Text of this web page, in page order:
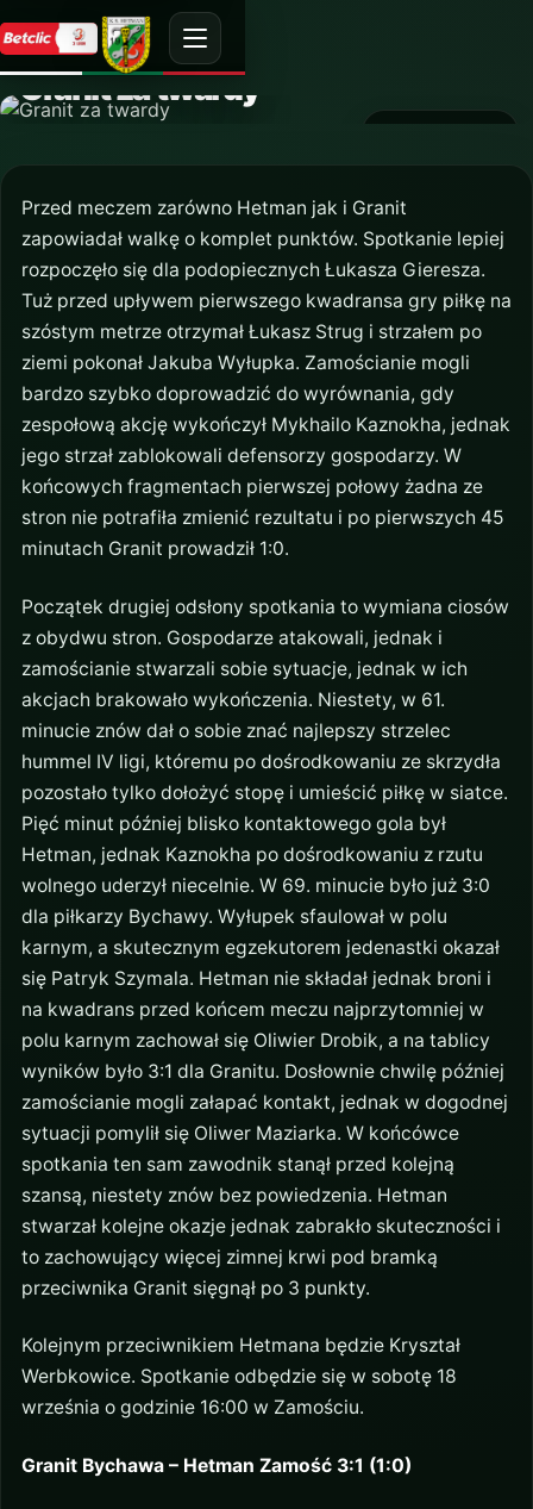
AKTUALNOŚĆ
Granit za twardy
Przed meczem zarówno Hetman jak i Granit
zapowiadał walkę o komplet punktów. Spotkanie lepiej
rozpoczęło się dla podopiecznych Łukasza Gieresza.
Tuż przed upływem pierwszego kwadransa gry piłkę na
szóstym metrze otrzymał Łukasz Strug i strzałem po
ziemi pokonał Jakuba Wyłupka. Zamościanie mogli
bardzo szybko doprowadzić do wyrównania, gdy
zespołową akcję wykończył Mykhailo Kaznokha, jednak
jego strzał zablokowali defensorzy gospodarzy. W
końcowych fragmentach pierwszej połowy żadna ze
stron nie potrafiła zmienić rezultatu i po pierwszych 45
minutach Granit prowadził 1:0.
Początek drugiej odsłony spotkania to wymiana ciosów
z obydwu stron. Gospodarze atakowali, jednak i
zamościanie stwarzali sobie sytuacje, jednak w ich
akcjach brakowało wykończenia. Niestety, w 61.
minucie znów dał o sobie znać najlepszy strzelec
hummel IV ligi, któremu po dośrodkowaniu ze skrzydła
pozostało tylko dołożyć stopę i umieścić piłkę w siatce.
Pięć minut później blisko kontaktowego gola był
Hetman, jednak Kaznokha po dośrodkowaniu z rzutu
wolnego uderzył niecelnie. W 69. minucie było już 3:0
dla piłkarzy Bychawy. Wyłupek sfaulował w polu
karnym, a skutecznym egzekutorem jedenastki okazał
się Patryk Szymala. Hetman nie składał jednak broni i
na kwadrans przed końcem meczu najprzytomniej w
polu karnym zachował się Oliwier Drobik, a na tablicy
wyników było 3:1 dla Granitu. Dosłownie chwilę później
zamościanie mogli załapać kontakt, jednak w dogodnej
sytuacji pomylił się Oliwer Maziarka. W końcówce
spotkania ten sam zawodnik stanął przed kolejną
szansą, niestety znów bez powiedzenia. Hetman
stwarzał kolejne okazje jednak zabrakło skuteczności i
to zachowujący więcej zimnej krwi pod bramką
przeciwnika Granit sięgnął po 3 punkty.
Kolejnym przeciwnikiem Hetmana będzie Kryształ
Werbkowice. Spotkanie odbędzie się w sobotę 18
września o godzinie 16:00 w Zamościu.
Granit Bychawa – Hetman Zamość 3:1 (1:0)